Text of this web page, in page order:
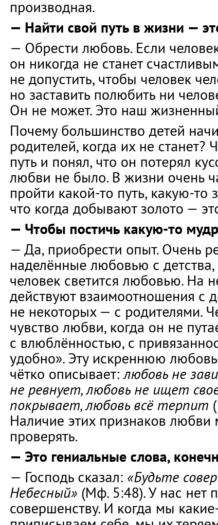
производная.
— Найти свой путь в жизни —
— Обрести любовь. Если
он никогда не станет
не допустить, чтобы человек
но заставить полюбить ни
Он не может. Это наш
Почему большинство детей
родителей, когда их не станет?
путь и понял, что он потерял
любви не было. В жизни очень
пройти какой-то путь, какую-то
что когда добывают золото —
— Чтобы постичь какую-то
— Да, приобрести опыт. Очень
наделённые любовью с детства,
человек светится любовью. На
действуют взаимоотношения с
не некоторых — с родителями.
чувство любви, когда он не
с влюблённостью, с
удобно». Эту искреннюю
чётко описывает:любовь не
не ревнует, любовь не ищет
покрывает, любовь всё терпит
Наличие этих признаков
проверять.
— Это гениальные слова,
— Господь сказал: «Будьте
Небесный» (Мф. 5:48). У нас нет
совершенству. И когда мы